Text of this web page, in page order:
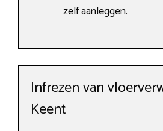
zelf aanleggen.
Infrezen van
Keent